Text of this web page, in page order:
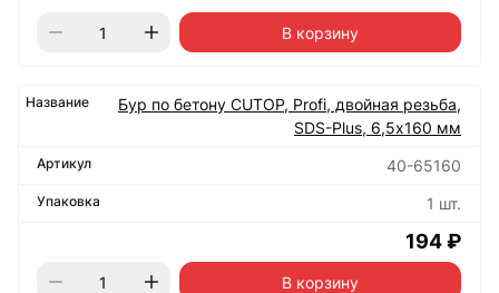
В корзину
Бур по бетону CUTOP, Profi, двойная резьба,
SDS-Plus, 6,5х160 мм
40-65160
1 шт.
194 ₽
В корзину